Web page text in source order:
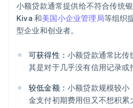
小额贷款通常提供给不符合传统
Kiva 和美国小企业管理局等组织
型企业和创业者。
可获得性： 小额贷款通常比传
其是对于几乎没有信用记录或
较低金额： 小额贷款规模较小
金支付初期费用但又不想积累